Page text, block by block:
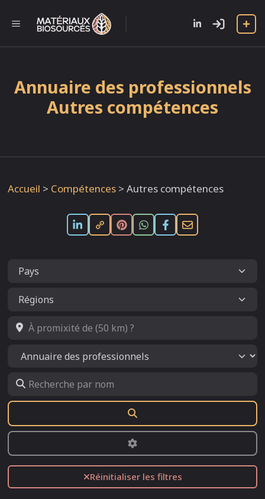
contenu
MENU
Annuaire des professionnels
Autres compétences
Accueil > Compétences > Autres compétences
À promixité de (50 km) ?
Select search type
Recherche par nom
Advanced Filters
Réinitialiser les filtres